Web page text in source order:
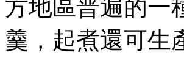
方地區普遍的一種
羹 ，起煮還可